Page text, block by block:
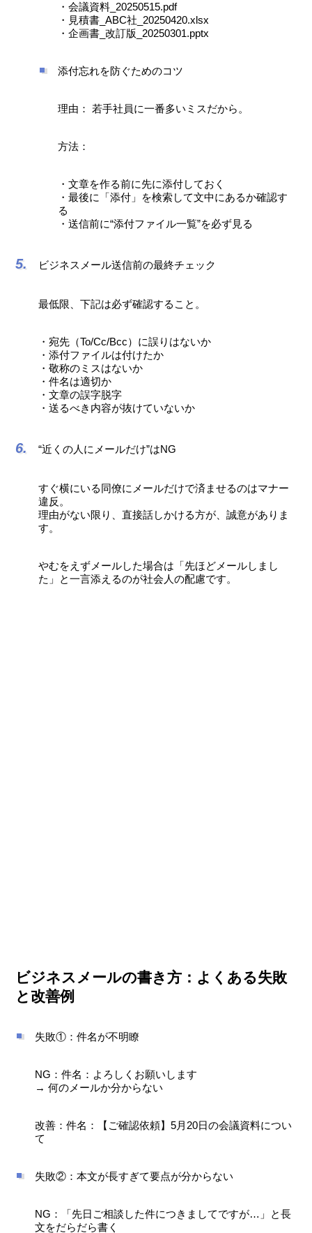
・会議資料_20250515.pdf
・見積書_ABC社_20250420.xlsx
・企画書_改訂版_20250301.pptx
添付忘れを防ぐためのコツ
理由： 若手社員に一番多いミスだから。
方法：
・文章を作る前に先に添付しておく
・最後に「添付」を検索して文中にあるか確認す
る
・送信前に“添付ファイル一覧”を必ず見る
ビジネスメール送信前の最終チェック
最低限、下記は必ず確認すること。
・宛先（To/Cc/Bcc）に誤りはないか
・添付ファイルは付けたか
・敬称のミスはないか
・件名は適切か
・文章の誤字脱字
・送るべき内容が抜けていないか
“近くの人にメールだけ”はNG
すぐ横にいる同僚にメールだけで済ませるのはマナー
違反。
理由がない限り、直接話しかける方が、誠意がありま
す。
やむをえずメールした場合は「先ほどメールしまし
た」と一言添えるのが社会人の配慮です。
ビジネスメールの書き方：よくある失敗
と改善例
失敗①：件名が不明瞭
NG：件名：よろしくお願いします
→ 何のメールか分からない
改善：件名：【ご確認依頼】5月20日の会議資料につい
て
失敗②：本文が長すぎて要点が分からない
NG：「先日ご相談した件につきましてですが…」と長
文をだらだら書く